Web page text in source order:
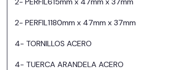
2- PERFIL1180mm x 47mm x 37mm
4- TORNILLOS ACERO
4- TUERCA ARANDELA ACERO